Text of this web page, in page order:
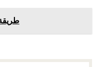
at
s
Li e